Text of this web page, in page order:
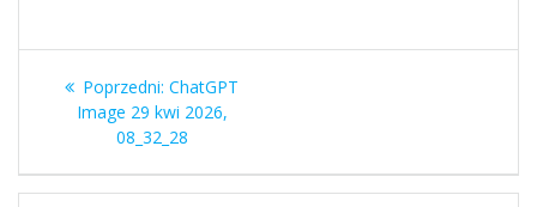
Nawigacja
wpisu
Poprzedni: Poprzedni
wpis:
ChatGPT
Image 29 kwi 2026,
08_32_28